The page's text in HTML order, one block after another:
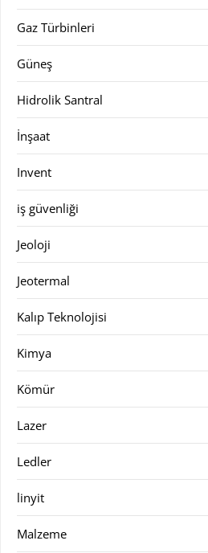
Gaz Türbinleri
Güneş
Hidrolik Santral
İnşaat
Invent
iş güvenliği
Jeoloji
Jeotermal
Kalıp Teknolojisi
Kimya
Kömür
Lazer
Ledler
linyit
Malzeme